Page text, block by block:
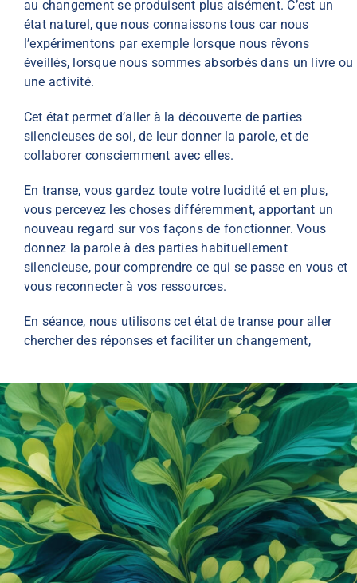
au changement se produisent plus aisément. C’est un
état naturel, que nous connaissons tous car nous
l’expérimentons par exemple lorsque nous rêvons
éveillés, lorsque nous sommes absorbés dans un livre ou
une activité.
Cet état permet d’aller à la découverte de parties
silencieuses de soi, de leur donner la parole, et de
collaborer consciemment avec elles.
En transe, vous gardez toute votre lucidité et en plus,
vous percevez les choses différemment, apportant un
nouveau regard sur vos façons de fonctionner. Vous
donnez la parole à des parties habituellement
silencieuse, pour comprendre ce qui se passe en vous et
vous reconnecter à vos ressources.
En séance, nous utilisons cet état de transe pour aller
chercher des réponses et faciliter un changement,